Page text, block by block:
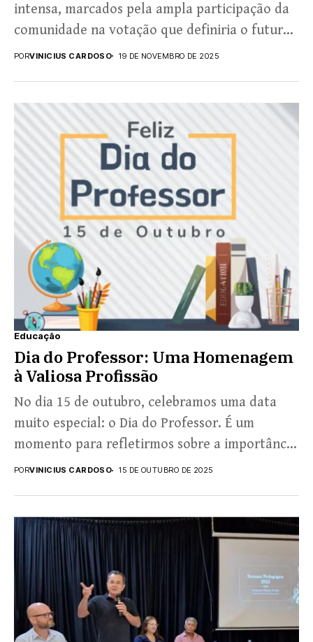
intensa, marcados pela ampla participação da
comunidade na votação que definiria o futuro
do Colégio Estadual Santos...
PORVINICIUS CARDOSO 19 DE NOVEMBRO DE 2025
Educação
Dia do Professor: Uma Homenagem
à Valiosa Profissão
No dia 15 de outubro, celebramos uma data
muito especial: o Dia do Professor. É um
momento para refletirmos sobre a importância
desses...
PORVINICIUS CARDOSO 15 DE OUTUBRO DE 2025